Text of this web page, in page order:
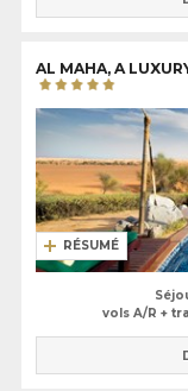
AL MAHA, A
RÉSUMÉ
vols A/R +